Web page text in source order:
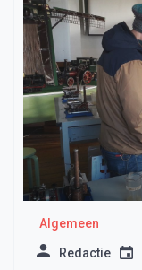
Algemeen
Redactie